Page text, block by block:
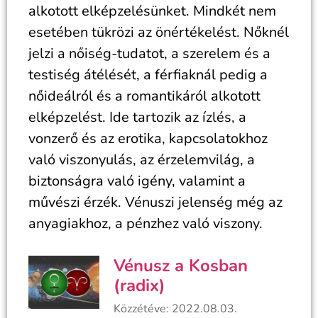
alkotott elképzelésünket. Mindkét nem
esetében tükrözi az önértékelést. Nőknél
jelzi a nőiség-tudatot, a szerelem és a
testiség átélését, a férfiaknál pedig a
nőideálról és a romantikáról alkotott
elképzelést. Ide tartozik az ízlés, a
vonzerő és az erotika, kapcsolatokhoz
való viszonyulás, az érzelemvilág, a
biztonságra való igény, valamint a
művészi érzék. Vénuszi jelenség még az
anyagiakhoz, a pénzhez való viszony.
Vénusz a Kosban
(radix)
Közzétéve: 2022.08.03.